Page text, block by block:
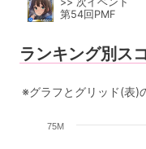
第54回PMF
ランキング別ス
※グラフとグリッド(表)
75M